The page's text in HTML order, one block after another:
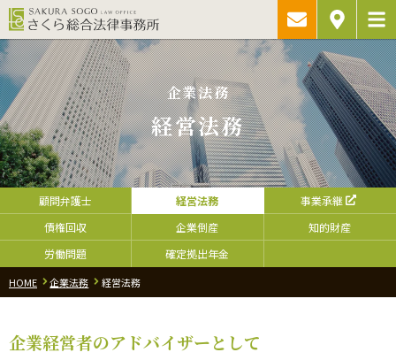
企業法務
経営法務
顧問弁護士 経営法務
事業承継
債権回収
企業倒産
知的財産
労働問題
確定拠出年金
HOME 企業法務 経営法務
企業経営者のアドバイザーとして